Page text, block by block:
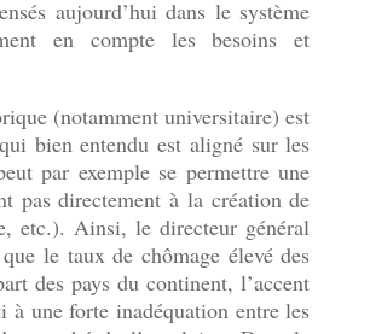
aujourd’hui dans le système
en compte les besoins et
(notamment universitaire) est
bien entendu est aligné sur les
par exemple se permettre une
pas directement à la création de
etc.). Ainsi, le directeur général
le taux de chômage élevé des
des pays du continent, l’accent
une forte inadéquation entre les